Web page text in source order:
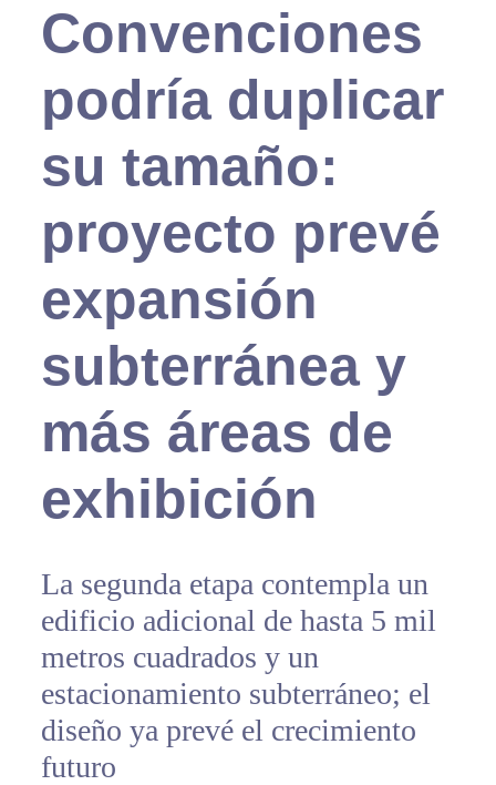
Convenciones
podría duplicar
su tamaño:
proyecto prevé
expansión
subterránea y
más áreas de
exhibición
La segunda etapa contempla un
edificio adicional de hasta 5 mil
metros cuadrados y un
estacionamiento subterráneo; el
diseño ya prevé el crecimiento
futuro